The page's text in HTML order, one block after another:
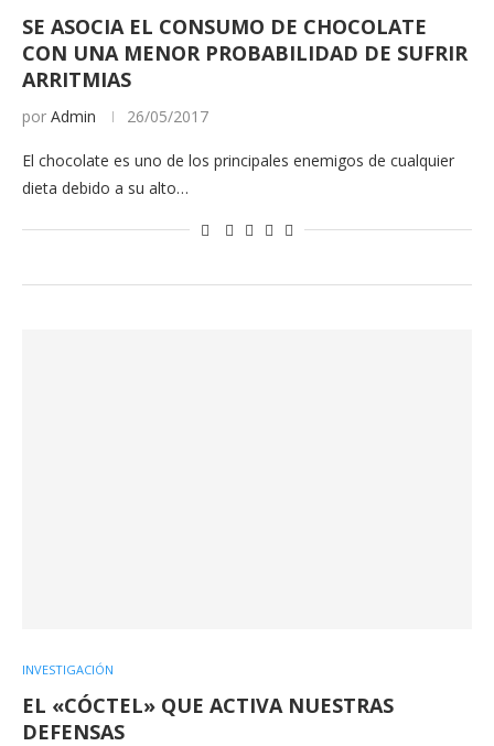
SE ASOCIA EL CONSUMO DE CHOCOLATE
CON UNA MENOR PROBABILIDAD DE SUFRIR
ARRITMIAS
por Admin 26/05/2017
El chocolate es uno de los principales enemigos de cualquier
dieta debido a su alto…
INVESTIGACIÓN
EL «CÓCTEL» QUE ACTIVA NUESTRAS
DEFENSAS